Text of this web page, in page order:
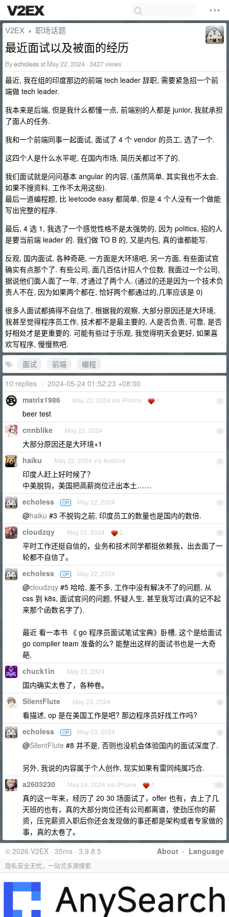
V2EX › 职场话题
最近面试以及被面的经历
Byecholessat May 22, 2024 · 3427 views
最近, 我在组的印度那边的前端 tech leader 辞职, 需要紧急招一个前
端做 tech leader.
我本来是后端, 但是我什么都懂一点, 前端别的人都是 junior, 我就承担
了面人的任务.
我和一个前端同事一起面试, 面试了 4 个 vendor 的员工, 选了一个.
这四个人是什么水平呢, 在国内市场, 简历关都过不了的.
我们面试就是问问基本 angular 的内容, (虽然简单, 其实我也不太会,
如果不搜资料, 工作不太用这些).
最后一道编程题, 比 leetcode easy 都简单, 但是 4 个人没有一个做能
写出完整的程序.
最后, 4 选 1, 我选了一个感觉性格不是太强势的, 因为 politics, 招的人
是要当前端 leader 的. 我们做 TO B 的, 又是内包, 真的谁都能写.
反观, 国内面试, 各种奇葩, 一方面是大环境吧, 另一方面, 有些面试官
确实有点那个了. 有些公司, 面几百估计招人个位数. 我面过一个公司,
据说他们面人面了一年, 才通过了两个人. (通过的还是因为一个技术负
责人不在, 因为如果两个都在, 恰好两个都通过的,几率应该是 0)
很多人面试都搞得不自信了, 根据我的观察, 大部分原因还是大环境,
我甚至觉得程序员工作, 技术都不是最主要的, 人是否负责, 可靠, 是否
好相处才是更重要的. 可能有些过于乐观, 我觉得明天会更好, 如果喜
欢写程序, 慢慢熬吧.
面试
前端
编程
10 replies • 2024-05-24 01:52:23 +08:00
1
matrix1986 May 22, 2024 via iPhone 1
beer test
2
cnnblike May 22, 2024
大部分原因还是大环境+1
3
haiku May 22, 2024 via Android
印度人赶上好时候了？
中美脱钩，美国把高薪岗位迁出本土……
4
echoless OP May 22, 2024
@haiku #3 不脱钩之前, 印度员工的数量也是国内的数倍.
5
cloudzqy May 22, 2024 2
平时工作还挺自信的，业务和技术同学都挺依赖我，出去面了一
轮都不自信了。
6
echoless OP May 22, 2024
@cloudzqy #5 哈哈, 差不多, 工作中没有解决不了的问题, 从
css 到 k8s, 面试官问的问题, 怀疑人生, 甚至我写过(真的记不起
来那个函数名字了).
最近 看一本书 《 go 程序员面试笔试宝典》卧槽, 这个是给面试
go compiler team 准备的么? 能整出这样的面试书也是一大奇
葩.
7
chuck1in May 23, 2024
国内确实太卷了，各种卷。
8
SilentFlute May 23, 2024
看描述, op 是在美国工作是吧? 那边程序员好找工作吗?
9
echoless OP May 23, 2024
@SilentFlute #8 并不是, 否则也没机会体验国内的面试深度了.
另外, 我说的内容属于个人创作, 现实如果有雷同纯属巧合.
10
a2603230 May 24, 2024 via iPhone 1
真的这一年来，经历了 20 30 场面试了，offer 也有，去上了几
天班的也有，真的大部分岗位还有公司都离谱，使劲压你的薪
资，压完薪资入职后你还会发现做的事还都是架构或者专家做的
事，真的太卷了。
About · Language
© 2026 V2EX · 35ms · 3.9.8.5
隐私安全无忧，一站式多源搜索